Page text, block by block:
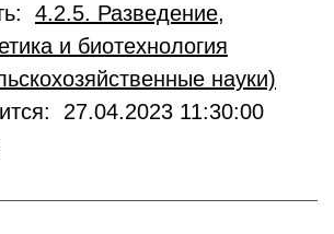
4.2.5. Разведение,
и биотехнология
науки)
27.04.2023 11:30:00